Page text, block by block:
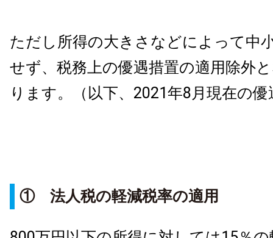
ただし所得の大きさなどによって中
せず、税務上の優遇措置の適用除外
ります。（以下、2021年8月現在の
① 法人税の軽減税率の適用